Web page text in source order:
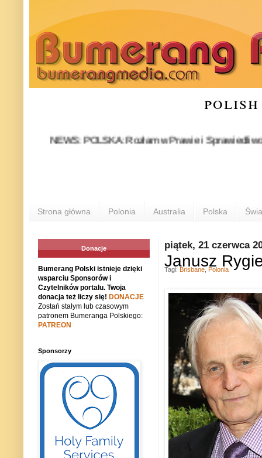
NEWS: POLSKA: Rozłam w Prawie i Sprawiedliwości
Strona główna Polonia Australia Polska
piątek, 21 czerwca
Janusz
Tagi: Brisbane Polonia
Donacje
Bumerang Polski istnieje dzięki
wsparciu Sponsorów i
Czytelników portalu. Twoja
donacja też liczy się! DONACJE
Zostań stałym lub czasowym
patronem Bumeranga Polskiego:
PATREON
Sponsorzy